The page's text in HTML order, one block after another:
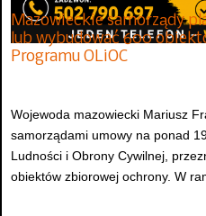
Mazowieckie samorządy
lub wybudować 600
Programu OLiOC
Wojewoda mazowiecki Mariusz
samorządami umowy na ponad
Ludności i Obrony Cywilnej,
obiektów zbiorowej ochrony. W